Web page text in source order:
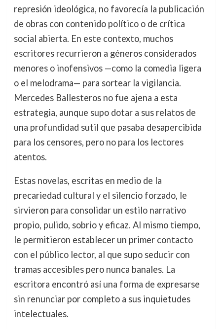
represión ideológica, no favorecía la publicación
de obras con contenido político o de crítica
social abierta. En este contexto, muchos
escritores recurrieron a géneros considerados
menores o inofensivos —como la comedia ligera
o el melodrama— para sortear la vigilancia.
Mercedes Ballesteros no fue ajena a esta
estrategia, aunque supo dotar a sus relatos de
una profundidad sutil que pasaba desapercibida
para los censores, pero no para los lectores
atentos.
Estas novelas, escritas en medio de la
precariedad cultural y el silencio forzado, le
sirvieron para consolidar un estilo narrativo
propio, pulido, sobrio y eficaz. Al mismo tiempo,
le permitieron establecer un primer contacto
con el público lector, al que supo seducir con
tramas accesibles pero nunca banales. La
escritora encontró así una forma de expresarse
sin renunciar por completo a sus inquietudes
intelectuales.